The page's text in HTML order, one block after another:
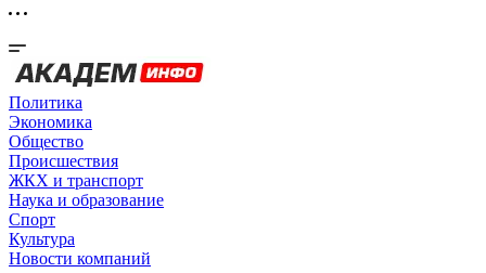
Политика
Экономика
Общество
Происшествия
ЖКХ и транспорт
Наука и образование
Спорт
Культура
Новости компаний